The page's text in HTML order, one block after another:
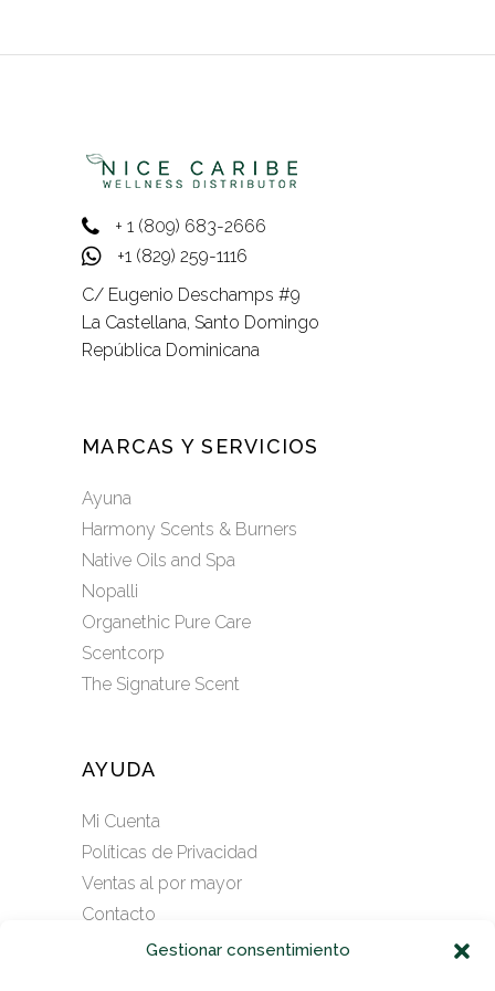
Gestionar consentimiento
+ 1 (809) 683-2666
+1 (829) 259-1116
C/ Eugenio Deschamps #9
La Castellana, Santo Domingo
República Dominicana
MARCAS Y SERVICIOS
Ayuna
Harmony Scents & Burners
Native Oils and Spa
Nopalli
Organethic Pure Care
Scentcorp
The Signature Scent
AYUDA
Mi Cuenta
Políticas de Privacidad
Ventas al por mayor
Contacto